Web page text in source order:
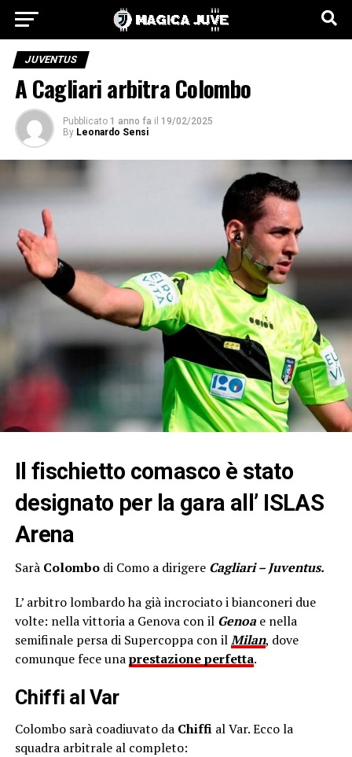
JUVENTUS
A Cagliari arbitra Colombo
Pubblicato 1 anno fa il 19/02/2025
By Leonardo Sensi
Il fischietto comasco è stato
designato per la gara all’ ISLAS
Arena
Sarà Colombodi Como a dirigere Cagliari – Juventus.
L’ arbitro lombardo ha già incrociato i bianconeri due
volte: nella vittoria a Genova con il Genoae nella
semifinale persa di Supercoppa con ilMilan, dove
comunque fece unaprestazione perfetta.
Chiffi al Var
Colombo sarà coadiuvato da Chiffial Var. Ecco la
squadra arbitrale al completo: